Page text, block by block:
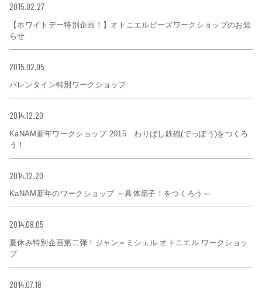
2015.02.27
【ホワイトデー特別企画！】オトニエルビーズワークショップのお知
らせ
2015.02.05
バレンタイン特別ワークショップ
2014.12.20
KaNAM新年ワークショップ 2015 わりばし鉄砲(でっぽう)をつくろ
う！
2014.12.20
KaNAM新年のワークショップ ～具体扇子！をつくろう～
2014.08.05
夏休み特別企画第二弾！ジャン＝ミシェル オトニエル ワークショッ
プ
2014.07.18